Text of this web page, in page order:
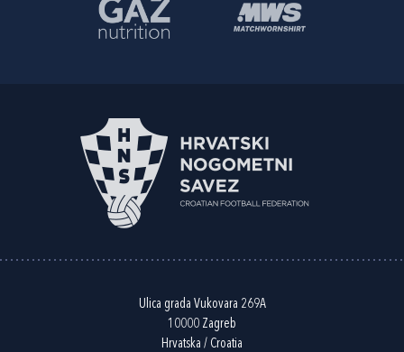
Ulica grada Vukovara 269A
10000 Zagreb
Hrvatska / Croatia